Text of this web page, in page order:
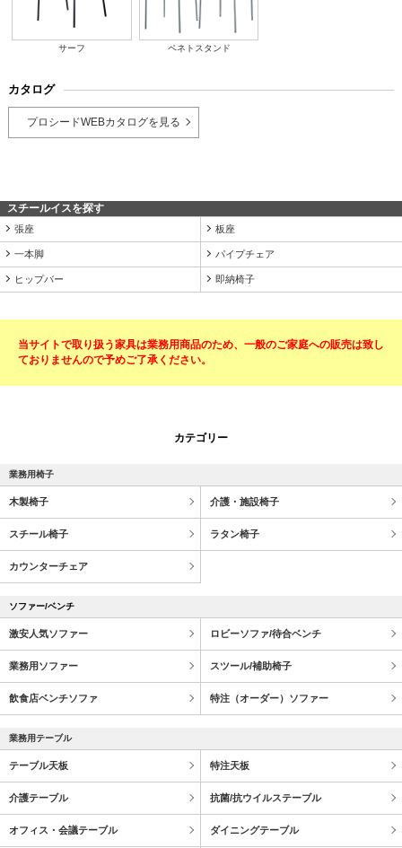
サーフ ペネトスタンド
カタログ
プロシードWEBカタログを見る
スチールイスを探す
張座 板座
一本脚 パイプチェア
ヒップバー 即納椅子
当サイトで取り扱う家具は業務用商品のため、一般のご家庭への販売は致し
ておりませんので予めご了承ください。
カテゴリー
業務用椅子
木製椅子 介護・施設椅子
スチール椅子 ラタン椅子
カウンターチェア
ソファー/ベンチ
激安人気ソファー ロビーソファ/待合ベンチ
業務用ソファー スツール/補助椅子
飲食店ベンチソファ 特注（オーダー）ソファー
業務用テーブル
テーブル天板 特注天板
介護テーブル 抗菌/抗ウイルステーブル
オフィス・会議テーブル ダイニングテーブル